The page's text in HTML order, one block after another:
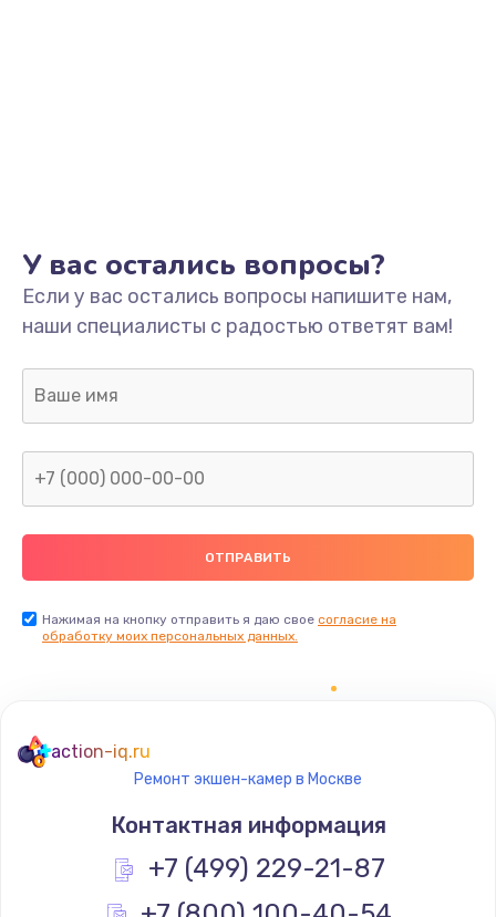
Замена/Pемонт карбюратора
1300 руб.
Заказать
Ремонт капиллярной трубки
400 руб.
Заказать
Замена термостата
1200 руб.
Заказать
У вас остались вопросы?
Если у вас остались вопросы напишите нам,
наши специалисты с радостью ответят вам!
Нажимая на кнопку отправить я даю свое согласие на
обработку моих персональных данных.
action-iq.ru
Ремонт экшен-камер в Москве
Контактная информация
+7 (499) 229-21-87